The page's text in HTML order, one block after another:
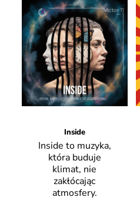
Inside
Inside to muzyka,
która buduje
klimat, nie
zakłócając
atmosfery.